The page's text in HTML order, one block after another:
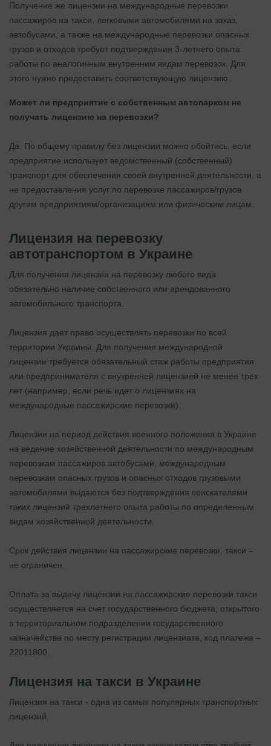
Получение же лицензии на международные перевозки
пассажиров на такси, легковыми автомобилями на заказ,
автобусами, а также на международные перевозки опасных
грузов и отходов требует подтверждения 3-летнего опыта
работы по аналогичным внутренним видам перевозок. Для
этого нужно предоставить соответствующую лицензию.
Может ли предприятие с собственным автопарком не
получать лицензию на перевозки?
Да. По общему правилу без лицензии можно обойтись, если
предприятие использует ведомственный (собственный)
транспорт для обеспечения своей внутренней деятельности, а
не предоставления услуг по перевозке пассажиров/грузов
другим предприятиям/организациям или физическим лицам.
Лицензия на перевозку
автотранспортом в Украине
Для получения лицензии на перевозку любого вида
обязательно наличие собственного или арендованного
автомобильного транспорта.
Лицензия дает право осуществлять перевозки по всей
территории Украины. Для получения международной
лицензии требуется обязательный стаж работы предприятия
или предпринимателя с внутренней лицензией не менее трех
лет (например, если речь идет о лицензиях на
международные пассажирские перевозки).
Лицензии на период действия военного положения в Украине
на ведение хозяйственной деятельности по международным
перевозкам пассажиров автобусами, международным
перевозкам опасных грузов и опасных отходов грузовыми
автомобилями выдаются без подтверждения соискателями
таких лицензий трехлетнего опыта работы по определенным
видам хозяйственной деятельности.
Срок действия лицензии на пассажирские перевозки, такси –
не ограничен.
Оплата за выдачу лицензии на пассажирские перевозки такси
осуществляется на счет государственного бюджета, открытого
в территориальном подразделении государственного
казначейства по месту регистрации лицензиата, код платежа –
22011800.
Лицензия на такси в Украине
Лицензия на такси - одна из самых популярных транспортных
лицензий.